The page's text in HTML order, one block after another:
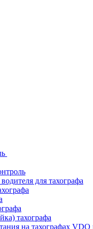
для тахографа
тахографа
на тахографах